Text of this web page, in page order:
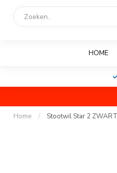
HOME
Home / Stootwil Star 2